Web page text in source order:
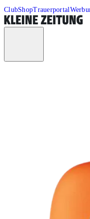
ClubShopTrauerportal